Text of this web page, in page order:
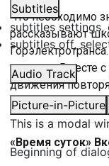
Subtitles
subtitles settings,
subtitles off,
Audio Track
Picture-in-Picture
This is a modal
Beginning of
Что необходимо
рассказывают
трамвае. Вместе
движения
«Санкт-
«Время суток»